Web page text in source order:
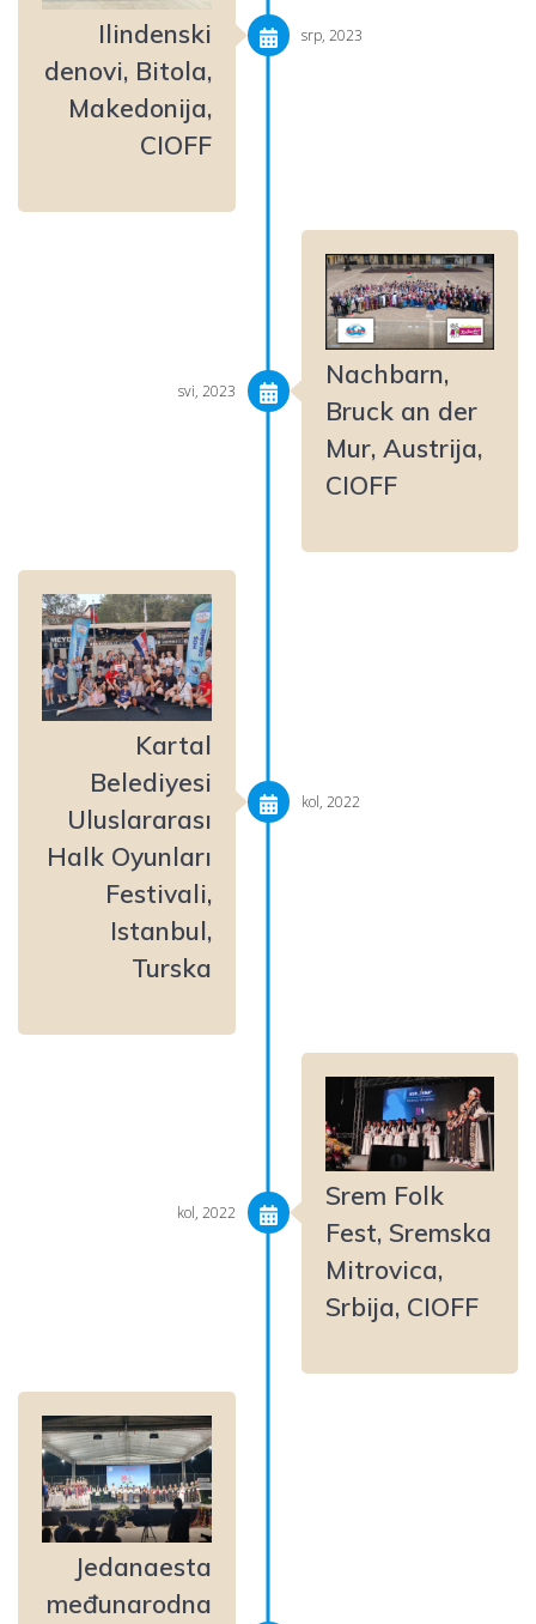
Ilindenski
denovi, Bitola,
Makedonija,
CIOFF
srp, 2023
Nachbarn,
Bruck an der
Mur, Austrija,
CIOFF
svi, 2023
Kartal
Belediyesi
Uluslararası
Halk Oyunları
Festivali,
Istanbul,
Turska
kol, 2022
Srem Folk
Fest, Sremska
Mitrovica,
Srbija, CIOFF
kol, 2022
Jedanaesta
međunarodna